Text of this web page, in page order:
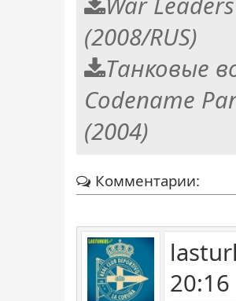
(2008/RUS)
Танковые
Codename
(2004)
Комментарии: